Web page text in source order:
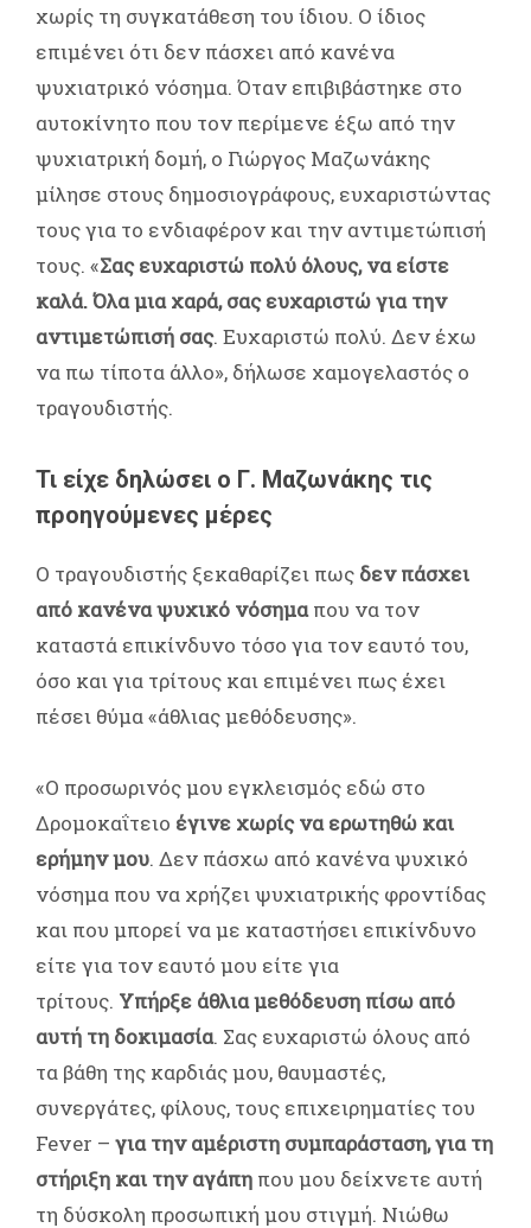
χωρίς τη συγκατάθεση του ίδιου. Ο ίδιος
επιμένει ότι δεν πάσχει από κανένα
ψυχιατρικό νόσημα. Όταν επιβιβάστηκε στο
αυτοκίνητο που τον περίμενε έξω από την
ψυχιατρική δομή, ο Γιώργος Μαζωνάκης
μίλησε στους δημοσιογράφους, ευχαριστώντας
τους για το ενδιαφέρον και την αντιμετώπισή
τους. «Σας ευχαριστώ πολύ όλους, να είστε
καλά. Όλα μια χαρά, σας ευχαριστώ για την
αντιμετώπισή σας. Ευχαριστώ πολύ. Δεν έχω
να πω τίποτα άλλο», δήλωσε χαμογελαστός ο
τραγουδιστής.
Τι είχε δηλώσει ο Γ. Μαζωνάκης τις
προηγούμενες μέρες
Ο τραγουδιστής ξεκαθαρίζει πως δεν πάσχει
από κανένα ψυχικό νόσημαπου να τον
καταστά επικίνδυνο τόσο για τον εαυτό του,
όσο και για τρίτους και επιμένει πως έχει
πέσει θύμα «άθλιας μεθόδευσης».
«Ο προσωρινός μου εγκλεισμός εδώ στο
Δρομοκαΐτειο έγινε χωρίς να ερωτηθώ και
ερήμην μου. Δεν πάσχω από κανένα ψυχικό
νόσημα που να χρήζει ψυχιατρικής φροντίδας
και που μπορεί να με καταστήσει επικίνδυνο
είτε για τον εαυτό μου είτε για
τρίτους. Υπήρξε άθλια μεθόδευση πίσω από
αυτή τη δοκιμασία. Σας ευχαριστώ όλους από
τα βάθη της καρδιάς μου, θαυμαστές,
συνεργάτες, φίλους, τους επιχειρηματίες του
Fever – για την αμέριστη συμπαράσταση, για τη
στήριξη και την αγάπη που μου δείχνετε αυτή
τη δύσκολη προσωπική μου στιγμή. Νιώθω